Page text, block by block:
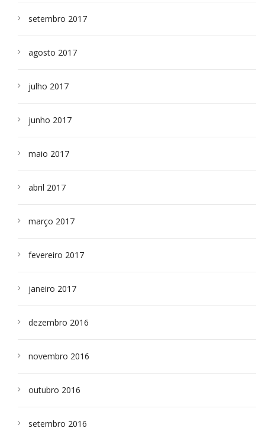
setembro 2017
agosto 2017
julho 2017
junho 2017
maio 2017
abril 2017
março 2017
fevereiro 2017
janeiro 2017
dezembro 2016
novembro 2016
outubro 2016
setembro 2016